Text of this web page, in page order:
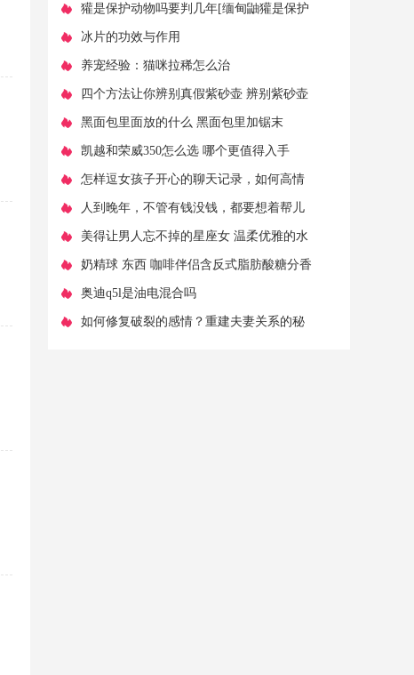
​獾是保护动物吗要判几年[缅甸鼬獾是保护
动物吗]
​冰片的功效与作用
​养宠经验：猫咪拉稀怎么治
​四个方法让你辨别真假紫砂壶 辨别紫砂壶
真假的简单方法
​黑面包里面放的什么 黑面包里加锯末
​凯越和荣威350怎么选 哪个更值得入手
​怎样逗女孩子开心的聊天记录，如何高情
商和女生聊天
​人到晚年，不管有钱没钱，都要想着帮儿
女这五种忙！
​美得让男人忘不掉的星座女 温柔优雅的水
瓶座
​奶精球 东西 咖啡伴侣含反式脂肪酸糖分香
精危害大
​奥迪q5l是油电混合吗
​如何修复破裂的感情？重建夫妻关系的秘